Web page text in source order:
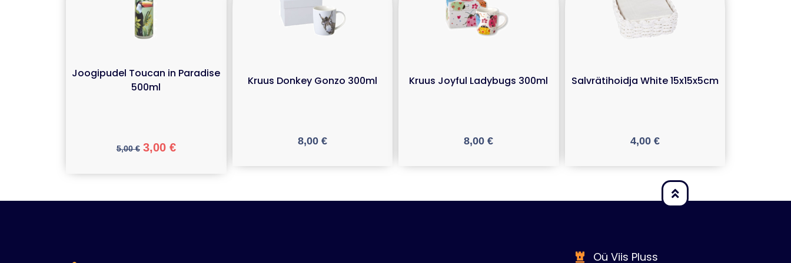
Joogipudel Toucan in Paradise
500ml
5,00€ 3,00 €
Kruus Donkey Gonzo 300ml
8,00 €
Kruus Joyful Ladybugs 300ml
8,00€
Salvrätihoidja White 15x15x5cm
4,00 €
Oü Viis Pluss